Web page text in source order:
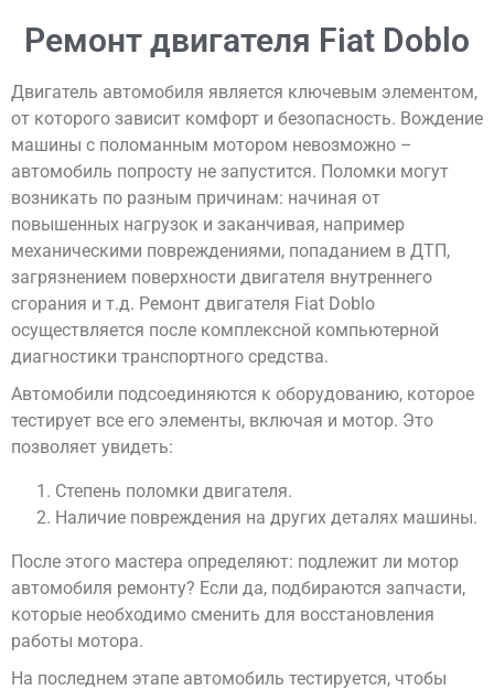
Ремонт двигателя Fiat Doblo
Двигатель автомобиля является ключевым элементом,
от которого зависит комфорт и безопасность. Вождение
машины с поломанным мотором невозможно –
автомобиль попросту не запустится. Поломки могут
возникать по разным причинам: начиная от
повышенных нагрузок и заканчивая, например
механическими повреждениями, попаданием в ДТП,
загрязнением поверхности двигателя внутреннего
сгорания и т.д. Ремонт двигателя Fiat Doblo
осуществляется после комплексной компьютерной
диагностики транспортного средства.
Автомобили подсоединяются к оборудованию, которое
тестирует все его элементы, включая и мотор. Это
позволяет увидеть:
Степень поломки двигателя.
Наличие повреждения на других деталях машины.
После этого мастера определяют: подлежит ли мотор
автомобиля ремонту? Если да, подбираются запчасти,
которые необходимо сменить для восстановления
работы мотора.
На последнем этапе автомобиль тестируется, чтобы